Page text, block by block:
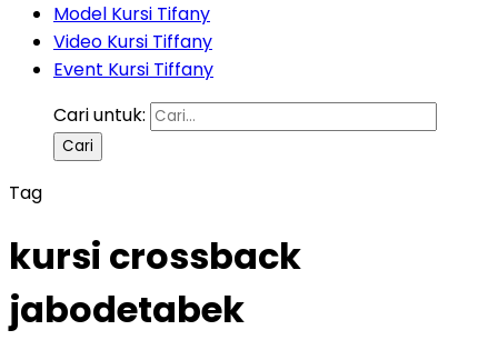
Model Kursi Tifany
Video Kursi Tiffany
Event Kursi Tiffany
Cari untuk:
Tag
kursi crossback
jabodetabek